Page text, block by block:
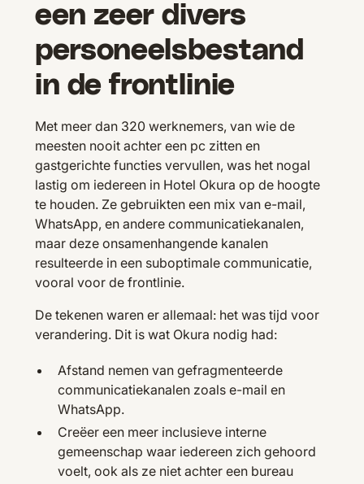
een zeer divers
personeelsbestand
in de frontlinie
Met meer dan 320 werknemers, van wie de
meesten nooit achter een pc zitten en
gastgerichte functies vervullen, was het nogal
lastig om iedereen in Hotel Okura op de hoogte
te houden. Ze gebruikten een mix van e-mail,
WhatsApp, en andere communicatiekanalen,
maar deze onsamenhangende kanalen
resulteerde in een suboptimale communicatie,
vooral voor de frontlinie.
De tekenen waren er allemaal: het was tijd voor
verandering. Dit is wat Okura nodig had:
Afstand nemen van gefragmenteerde
communicatiekanalen zoals e-mail en
WhatsApp.
Creëer een meer inclusieve interne
gemeenschap waar iedereen zich gehoord
voelt, ook als ze niet achter een bureau